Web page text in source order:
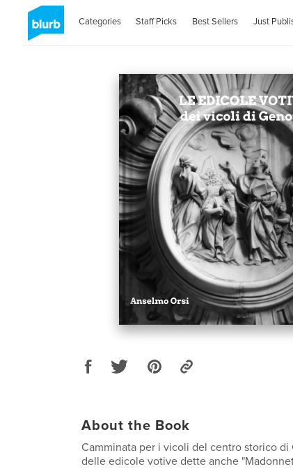
Categories Staff Picks Best Sellers Just
About the Book
Camminata per i vicoli del centro storico di
delle edicole votive dette anche